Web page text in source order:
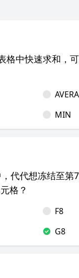
格中快速求和，
MIN
代代想冻结至第
格？
F8
G8